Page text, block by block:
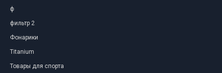
ф
фильтр 2
Фонарики
Titanium
Товары для спорта